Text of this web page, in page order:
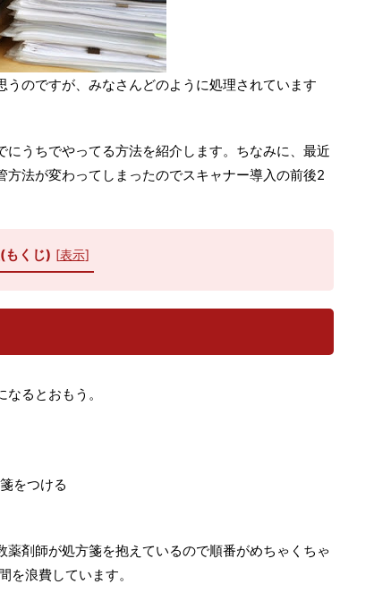
のですが、みなさんどのように処理されています
うちでやってる方法を紹介します。ちなみに、最近
法が変わってしまったのでスキャナー導入の前後2
もくじ) [表示]
るとおもう。
をつける
剤師が処方箋を抱えているので順番がめちゃくちゃ
浪費しています。